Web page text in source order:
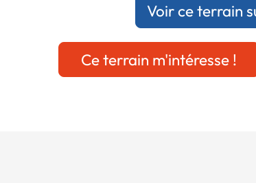
Voir ce terrain
Ce terrain m'intéresse !